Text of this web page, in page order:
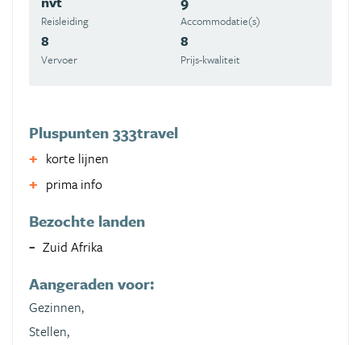
Reisleiding Accommodatie(s)
8
Vervoer
8
Prijs-kwaliteit
Pluspunten 333travel
korte lijnen
prima info
Bezochte landen
Zuid Afrika
Aangeraden voor:
Gezinnen,
Stellen,